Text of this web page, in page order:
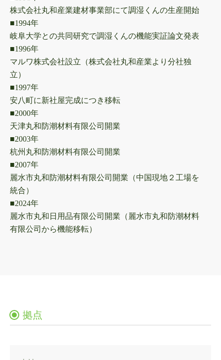
株式会社丸和産業建材事業部にて調湿くんの生産開始
■1994年
岐阜大学との共同研究で調湿くんの機能実証論文発表
■1996年
マルワ株式会社設立（株式会社丸和産業より分社独
立）
■1997年
安八町に新社屋完成につき移転
■2000年
天津丸和防潮材料有限公司開業
■2003年
杭州丸和防潮材料有限公司開業
■2007年
麗水市丸和防潮材料有限公司開業（中国現地２工場を
統合）
■2024年
麗水市丸和日用品有限公司開業（麗水市丸和防潮材料
有限公司から機能移転）
拠点